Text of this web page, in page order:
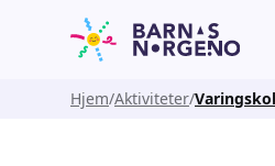
Hjem Aktiviteter